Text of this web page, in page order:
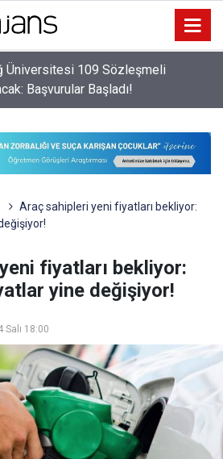
Üniversitesi 109 Sözleşmeli
Başvurular Başladı!
Araç sahipleri yeni fiyatları bekliyor:
fiyatları bekliyor:
yine değişiyor!
Salı 18:00